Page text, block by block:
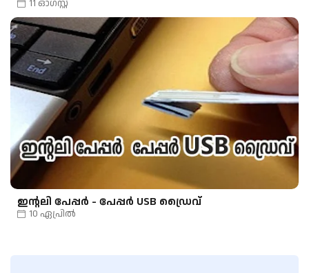
11 ഓഗസ്റ്റ്
ഇന്റലി പേപ്പർ - പേപ്പർ USB ഡ്രൈവ്
10 ഏപ്രിൽ